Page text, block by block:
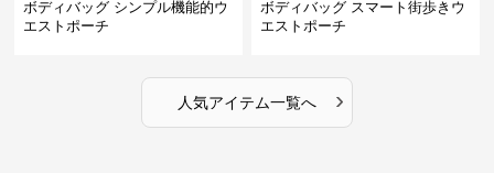
ボディバッグ シンプル機能的ウ
エストポーチ
ボディバッグ スマート街歩きウ
エストポーチ
人気アイテム一覧へ ›